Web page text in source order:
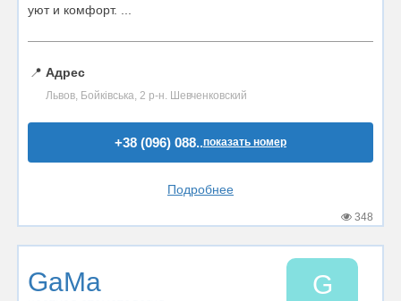
уют и комфорт. ...
📍 Адрес
Львов, Бойківська, 2 р-н. Шевченковский
+38 (096) 088..показать номер
Подробнее
348
GaMa G